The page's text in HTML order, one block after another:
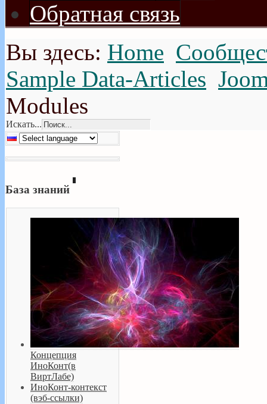
Обратная связь
Вы здесь: Home
Sample Data-Articles
Modules
Искать...
База знаний
Концепция
ИноКонт(в
ВиртЛабе)
ИноКонт-контекст
(вэб-ссылки)